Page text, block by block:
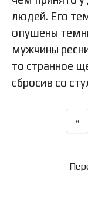
людей. Его
опушены
мужчины
то странное
сбросив со
«